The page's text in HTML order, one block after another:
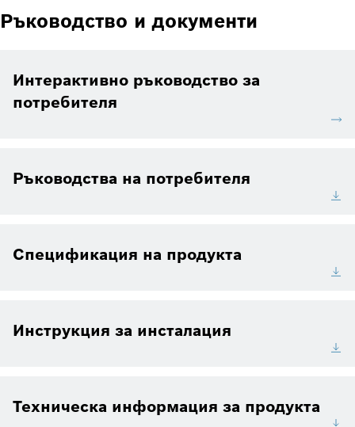
Ръководство и документи
Интерактивно ръководство за
потребителя
Ръководства на потребителя
Спецификация на продукта
Инструкция за инсталация
Техническа информация за продукта